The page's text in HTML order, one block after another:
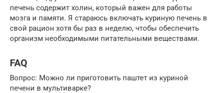
печень содержит холин, который важен для работы
мозга и памяти. Я стараюсь включать куриную печень в
свой рацион хотя бы раз в неделю, чтобы обеспечить
организм необходимыми питательными веществами.
FAQ
Вопрос: Можно ли приготовить паштет из куриной
печени в мультиварке?